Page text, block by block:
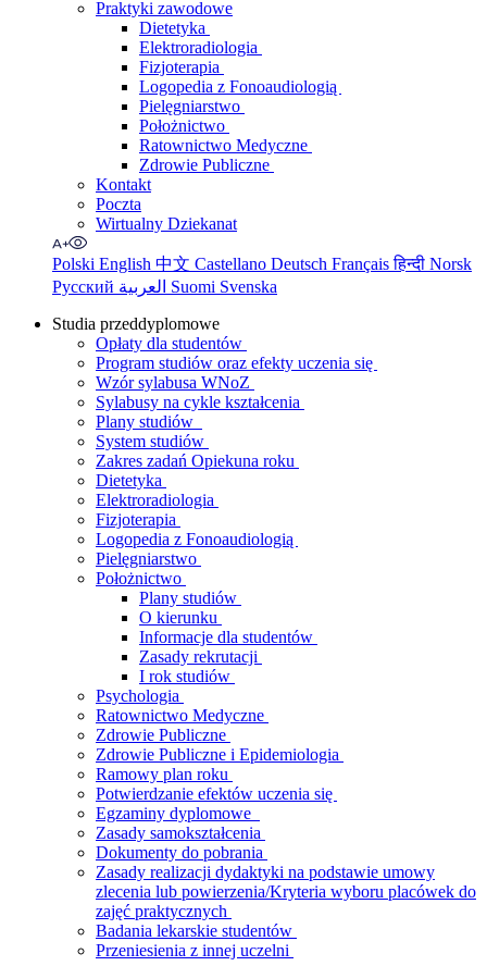
Praktyki zawodowe
Dietetyka
Elektroradiologia
Fizjoterapia
Logopedia z Fonoaudiologią
Pielęgniarstwo
Położnictwo
Ratownictwo Medyczne
Zdrowie Publiczne
Kontakt
Poczta
Wirtualny Dziekanat
Polski English 中文 Castellano Deutsch Françaisहिन्दी Norsk
Русский
Suomi Svenska
Studia przeddyplomowe
Opłaty dla studentów
Program studiów oraz efekty uczenia się
Wzór sylabusa WNoZ
Sylabusy na cykle kształcenia
Plany studiów
System studiów
Zakres zadań Opiekuna roku
Dietetyka
Elektroradiologia
Fizjoterapia
Logopedia z Fonoaudiologią
Pielęgniarstwo
Położnictwo
Plany studiów
O kierunku
Informacje dla studentów
Zasady rekrutacji
I rok studiów
Psychologia
Ratownictwo Medyczne
Zdrowie Publiczne
Zdrowie Publiczne i Epidemiologia
Ramowy plan roku
Potwierdzanie efektów uczenia się
Egzaminy dyplomowe
Zasady samokształcenia
Dokumenty do pobrania
Zasady realizacji dydaktyki na podstawie umowy
zlecenia lub powierzenia/Kryteria wyboru placówek do
zajęć praktycznych
Badania lekarskie studentów
Przeniesienia z innej uczelni